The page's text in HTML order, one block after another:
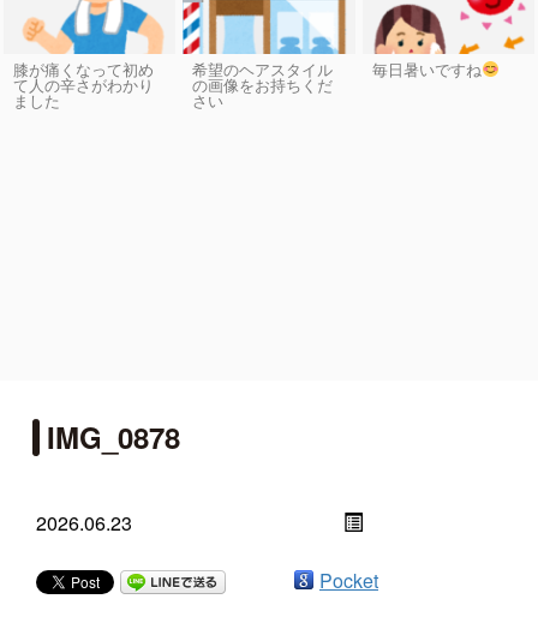
膝が痛くなって初め
て人の辛さがわかり
ました
希望のヘアスタイル
の画像をお持ちくだ
さい
毎日暑いですね
IMG_0878
2026.06.23
Pocket